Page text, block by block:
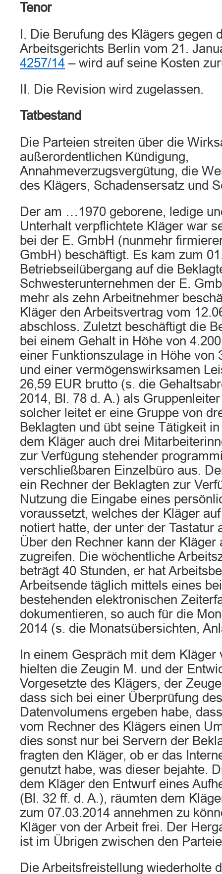
Tenor
I. Die Berufung des Klägers gegen
Arbeitsgerichts Berlin vom 21.
4257/14 – wird auf seine Kosten
II. Die Revision wird zugelassen.
Tatbestand
Die Parteien streiten über die
außerordentlichen Kündigung,
Annahmeverzugsvergütung, die
des Klägers, Schadensersatz und
Der am …1970 geborene, ledige
Unterhalt verpflichtete Kläger war
bei der E. GmbH (nunmehr
GmbH) beschäftigt. Es kam zum
Betriebseilübergang auf die
Schwesterunternehmen der E.
mehr als zehn Arbeitnehmer
Kläger den Arbeitsvertrag vom
abschloss. Zuletzt beschäftigt die
bei einem Gehalt in Höhe von
einer Funktionszulage in Höhe von
und einer vermögenswirksamen
26,59 EUR brutto (s. die
2014, Bl. 78 d. A.) als
solcher leitet er eine Gruppe von
Beklagten und übt seine Tätigkeit
dem Kläger auch drei
zur Verfügung stehender
verschließbaren Einzelbüro aus.
ein Rechner der Beklagten zur
Nutzung die Eingabe eines
voraussetzt, welches der Kläger
notiert hatte, der unter der Tastatur
Über den Rechner kann der Kläger
zugreifen. Die wöchentliche
beträgt 40 Stunden, er hat
Arbeitsende täglich mittels eines
bestehenden elektronischen
dokumentieren, so auch für die
2014 (s. die Monatsübersichten,
In einem Gespräch mit dem Kläger
hielten die Zeugin M. und der
Vorgesetzte des Klägers, der
dass sich bei einer Überprüfung
Datenvolumens ergeben habe,
vom Rechner des Klägers einen
dies sonst nur bei Servern der
fragten den Kläger, ob er das
genutzt habe, was dieser bejahte.
dem Kläger den Entwurf eines
(Bl. 32 ff. d. A.), räumten dem
zum 07.03.2014 annehmen zu
Kläger von der Arbeit frei. Der
ist im Übrigen zwischen den
Die Arbeitsfreistellung wiederholte